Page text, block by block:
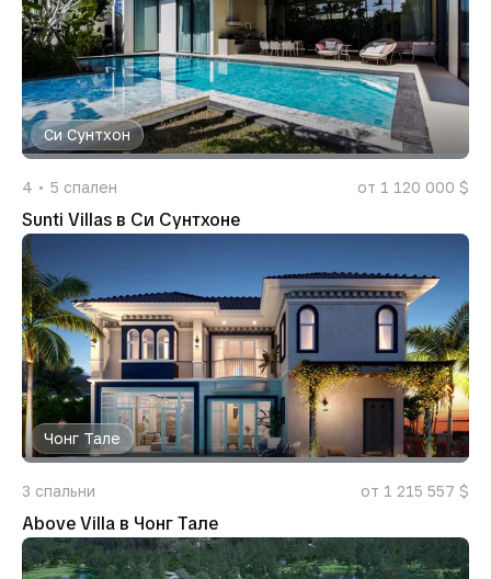
Си Сунтхон
4 5 спален от 1 120 000 $
Sunti Villas в Си Сунтхоне
Чонг Тале
3 спальни от 1 215 557 $
Above Villa в Чонг Тале